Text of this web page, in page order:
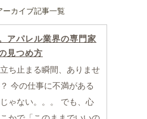
ーカイブ記事一覧
アパレル業界の専門家
見つめ方
ち止まる瞬間、ありませ
今の仕事に不満がある
ゃない。。。 でも、心